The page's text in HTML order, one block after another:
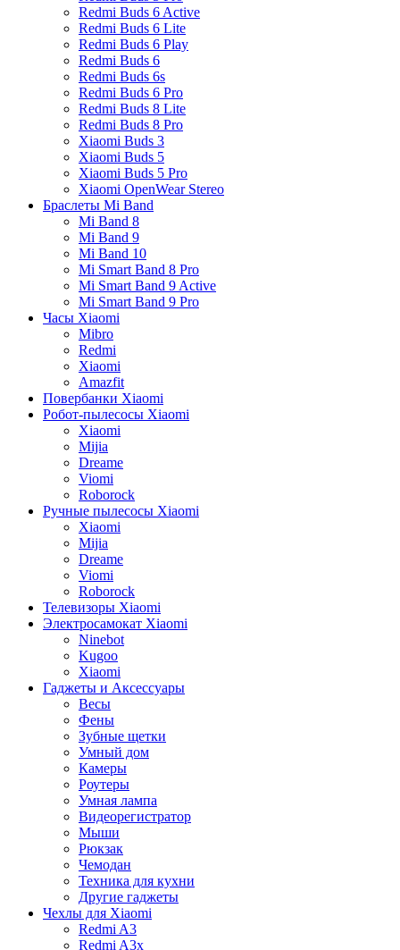
Redmi Buds 6 Active
Redmi Buds 6 Lite
Redmi Buds 6 Play
Redmi Buds 6
Redmi Buds 6s
Redmi Buds 6 Pro
Redmi Buds 8 Lite
Redmi Buds 8 Pro
Xiaomi Buds 3
Xiaomi Buds 5
Xiaomi Buds 5 Pro
Xiaomi OpenWear Stereo
Браслеты Mi Band
Mi Band 8
Mi Band 9
Mi Band 10
Mi Smart Band 8 Pro
Mi Smart Band 9 Active
Mi Smart Band 9 Pro
Часы Xiaomi
Mibro
Redmi
Xiaomi
Amazfit
Повербанки Xiaomi
Робот-пылесосы Xiaomi
Xiaomi
Mijia
Dreame
Viomi
Roborock
Ручные пылесосы Xiaomi
Xiaomi
Mijia
Dreame
Viomi
Roborock
Телевизоры Xiaomi
Электросамокат Xiaomi
Ninebot
Kugoo
Xiaomi
Гаджеты и Аксессуары
Весы
Фены
Зубные щетки
Умный дом
Камеры
Роутеры
Умная лампа
Видеорегистратор
Мыши
Рюкзак
Чемодан
Техника для кухни
Другие гаджеты
Чехлы для Xiaomi
Redmi A3
Redmi A3x